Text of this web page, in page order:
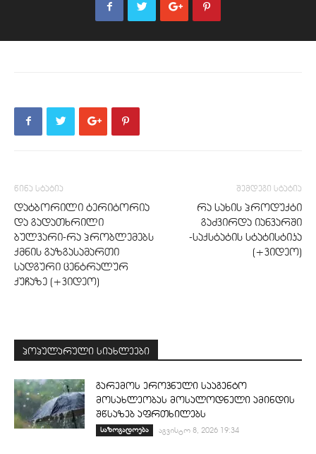
წინა სტატია
დატბორილი ტერიტორია
და გადათხრილი
ბულვარი-რა პრობლემებს
ქმნის გაზგასამართი
სადგური ცენტრალურ
ქუჩაზე (+ვიდეო)
შემდეგი სტატია
რა სახის პროდუქტი
გაძვირდა იანვარში
-საქსტატის სტატისტიკა
(+ვიდეო)
პოპულარული სიახლეები
გარემოს ეროვნული სააგენტო
მოსახლეობას მოსალოდნელი ამინდის
შწსაზებ აფრთხილებს
საზოგადოება აგვისტო 8, 2026 19:34